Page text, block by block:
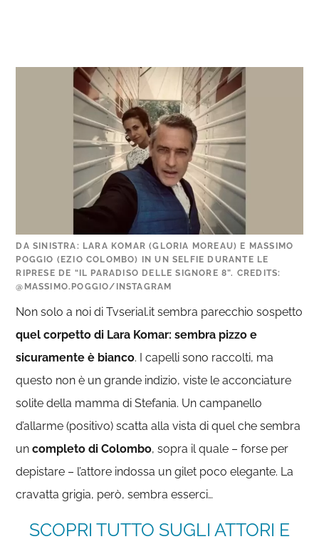
DA SINISTRA: LARA KOMAR (GLORIA MOREAU) E MASSIMO
POGGIO (EZIO COLOMBO) IN UN SELFIE DURANTE LE
RIPRESE DE “IL PARADISO DELLE SIGNORE 8”. CREDITS:
@MASSIMO.POGGIO/INSTAGRAM
Non solo a noi di Tvserial.it sembra parecchio sospetto
quel corpetto di Lara Komar: sembra pizzo e
sicuramente è bianco. I capelli sono raccolti, ma
questo non è un grande indizio, viste le acconciature
solite della mamma di Stefania. Un campanello
d’allarme (positivo) scatta alla vista di quel che sembra
uncompleto di Colombo, sopra il quale – forse per
depistare – l’attore indossa un gilet poco elegante. La
cravatta grigia, però, sembra esserci…
SCOPRI TUTTO SUGLI ATTORI E